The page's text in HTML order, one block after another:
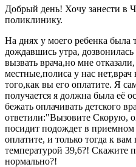
Добрый день! Хочу занести в
поликлинику.
На днях у моего ребенка была
дождавшись утра,
вызвать врача,но мне
местные,полиса у нас нет,врач
того,как вы его оплатите. Я
получается я должна была её
бежать оплачивать детского
ответили:"Вызовите Скорую,
посидит подождет в приемном
оплатите, и только тогда к
температурой 39,6?! Скажите
нормально?!